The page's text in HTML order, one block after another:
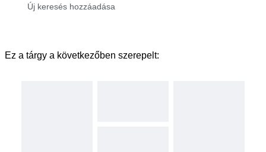
Ez a tárgy a következőben szerepelt: